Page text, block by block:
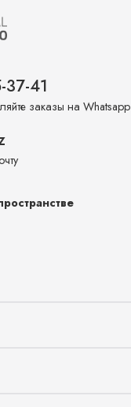
37-41
заказы на Whatsapp